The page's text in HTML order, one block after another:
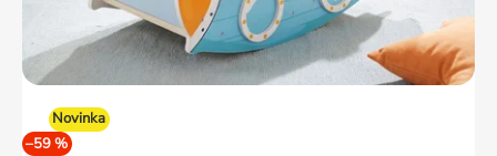
Novinka
–59 %